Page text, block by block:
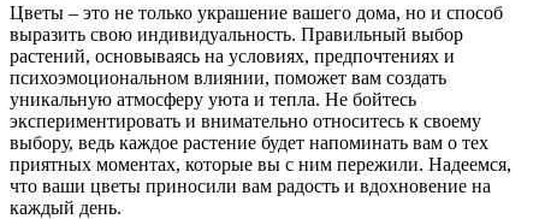
Цветы – это не только украшение вашего дома, но и способ
выразить свою индивидуальность. Правильный выбор
растений, основываясь на условиях, предпочтениях и
психоэмоциональном влиянии, поможет вам создать
уникальную атмосферу уюта и тепла. Не бойтесь
экспериментировать и внимательно относитесь к своему
выбору, ведь каждое растение будет напоминать вам о тех
приятных моментах, которые вы с ним пережили. Надеемся,
что ваши цветы приносили вам радость и вдохновение на
каждый день.